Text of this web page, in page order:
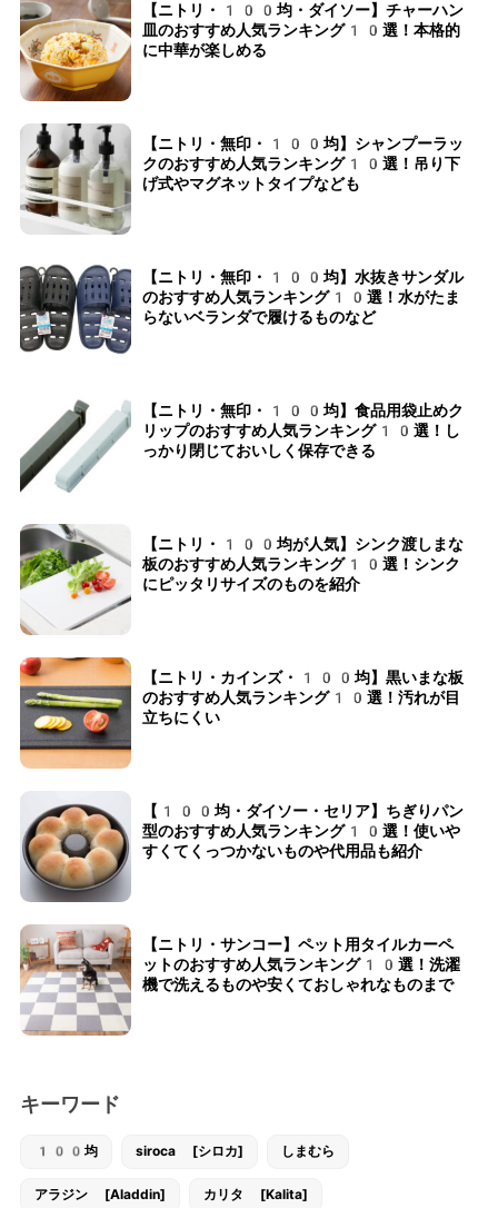
【ニトリ・100均・ダイソー】チャーハン
皿のおすすめ人気ランキング10選！本格的
に中華が楽しめる
【ニトリ・無印・100均】シャンプーラッ
クのおすすめ人気ランキング10選！吊り下
げ式やマグネットタイプなども
【ニトリ・無印・100均】水抜きサンダル
のおすすめ人気ランキング10選！水がたま
らないベランダで履けるものなど
【ニトリ・無印・100均】食品用袋止めク
リップのおすすめ人気ランキング10選！し
っかり閉じておいしく保存できる
【ニトリ・100均が人気】シンク渡しまな
板のおすすめ人気ランキング10選！シンク
にピッタリサイズのものを紹介
【ニトリ・カインズ・100均】黒いまな板
のおすすめ人気ランキング10選！汚れが目
立ちにくい
【100均・ダイソー・セリア】ちぎりパン
型のおすすめ人気ランキング10選！使いや
すくてくっつかないものや代用品も紹介
【ニトリ・サンコー】ペット用タイルカーペ
ットのおすすめ人気ランキング10選！洗濯
機で洗えるものや安くておしゃれなものまで
キーワード
100均 siroca [シロカ] しまむら
アラジン [Aladdin] カリタ [Kalita]